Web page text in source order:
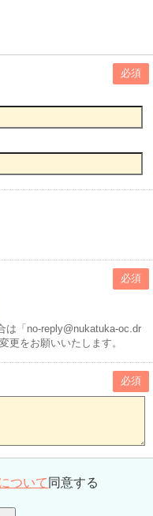
必須
必須
「no-reply@nukatuka-oc.dr
更をお願いいたします。
必須
ついて同意する